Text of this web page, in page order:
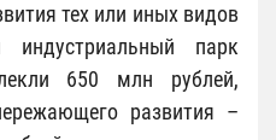
тех или иных видов
индустриальный парк
650 млн рублей,
развития –